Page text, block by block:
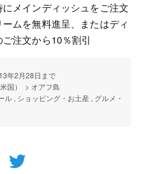
メインディッシュをご注文
ムを無料進呈、またはディ
注文から10％割引
年2月28日まで
国） > オアフ島
, ショッピング・お土産 , グルメ・